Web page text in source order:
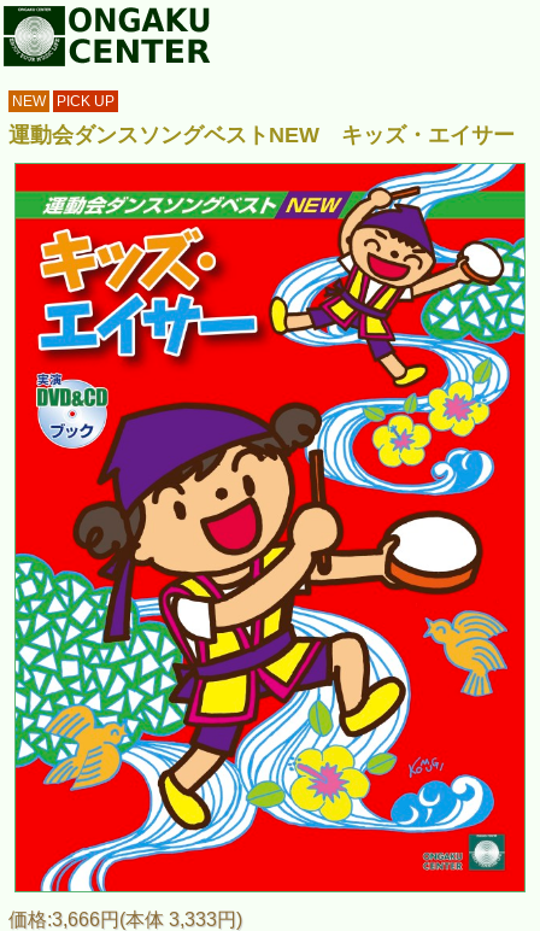
NEW PICK UP
運動会ダンスソングベストNEW キッズ・エイサー
価格:3,666円(本体 3,333円)